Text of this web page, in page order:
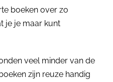
boeken over zo
je je maar kunt
veel minder van de
zijn reuze handig